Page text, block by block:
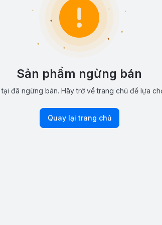
Sản phẩm ngừng bán
đã ngừng bán. Hãy trở về trang chủ để lựa
Quay lại trang chủ